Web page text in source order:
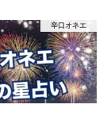
辛口オネエ